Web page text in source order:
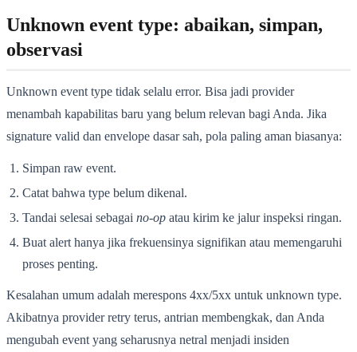
Unknown event type: abaikan, simpan,
observasi
Unknown event type tidak selalu error. Bisa jadi provider
menambah kapabilitas baru yang belum relevan bagi Anda. Jika
signature valid dan envelope dasar sah, pola paling aman biasanya:
Simpan raw event.
Catat bahwa type belum dikenal.
Tandai selesai sebagai no-op atau kirim ke jalur inspeksi ringan.
Buat alert hanya jika frekuensinya signifikan atau memengaruhi
proses penting.
Kesalahan umum adalah merespons 4xx/5xx untuk unknown type.
Akibatnya provider retry terus, antrian membengkak, dan Anda
mengubah event yang seharusnya netral menjadi insiden